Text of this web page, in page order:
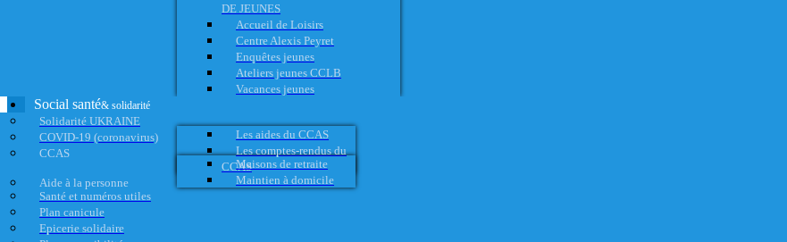
DE JEUNES
Accueil de Loisirs
Centre Alexis Peyret
Enquêtes jeunes
Ateliers jeunes CCLB
Vacances jeunes
Social santé& solidarité
Solidarité UKRAINE
COVID-19 (coronavirus)
CCAS
Les aides du CCAS
Les comptes-rendus du
CCAS
Aide à la personne
Maisons de retraite
Maintien à domicile
Santé et numéros utiles
Plan canicule
Epicerie solidaire